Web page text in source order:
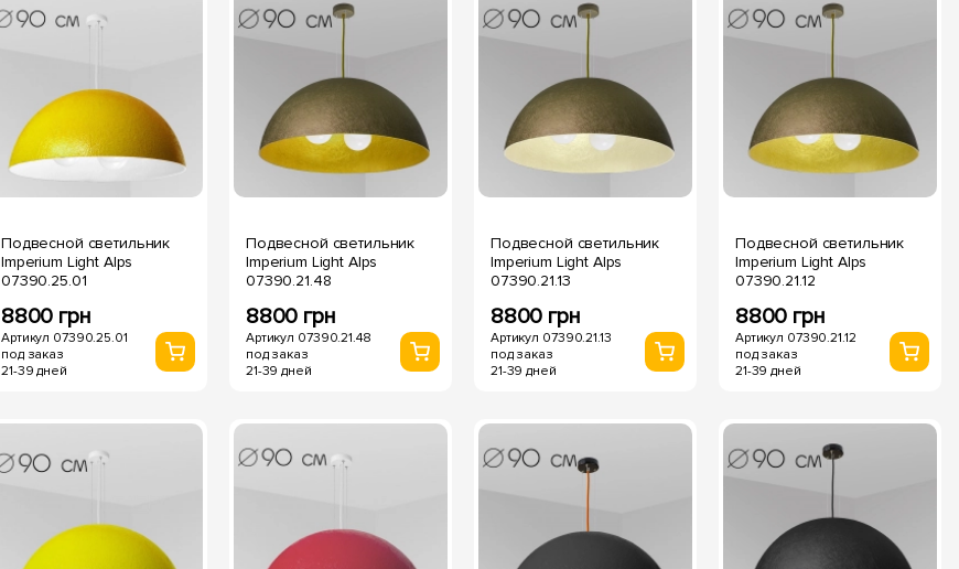
Подвесной светильник
Imperium Light Alps
07390.25.01
8800 грн
Артикул 07390.25.01
под заказ
21-39 дней
Подвесной светильник
Imperium Light Alps
07390.21.48
8800 грн
Артикул 07390.21.48
под заказ
21-39 дней
Подвесной светильник
Imperium Light Alps
07390.21.13
8800 грн
Артикул 07390.21.13
под заказ
21-39 дней
Подвесной светильник
Imperium Light Alps
07390.21.12
8800 грн
Артикул 07390.21.12
под заказ
21-39 дней